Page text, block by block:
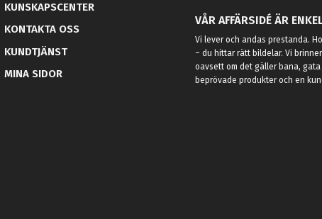
KUNSKAPSCENTER
KONTAKTA OSS
KUNDTJÄNST
MINA SIDOR
VÅR AFFÄRSIDÉ ÄR
Vi lever och andas prestanda.
– du hittar rätt bildelar. Vi
oavsett om det gäller bana,
beprövade produkter och en